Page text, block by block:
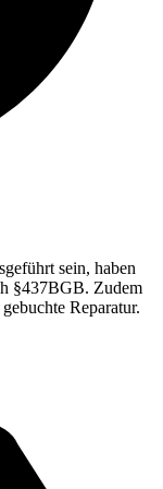
sein, haben
§437BGB. Zudem
Reparatur.